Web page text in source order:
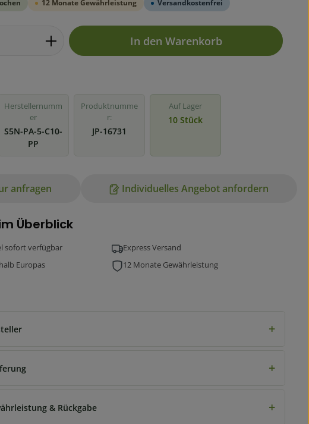
12 Monate Gewährleistung Versandkostenfrei
Gib den gewünschten Wert ein oder
In den Warenkorb
Herstellernumm
er
S5N-PA-5-C10-
PP
Produktnumme
r:
JP-16731
Auf Lager
10 Stück
anfragen Individuelles Angebot anfordern
Überblick
sofort verfügbar
Express Versand
Europas
12 Monate Gewährleistung
+
+
& Rückgabe +